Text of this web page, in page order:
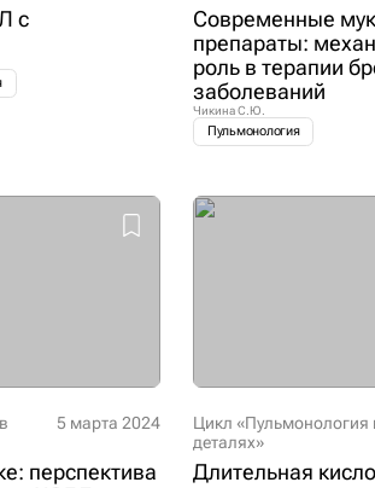
с
Современные
препараты:
роль в терапии
заболеваний
Чикина С.Ю.
Пульмонология
5 марта 2024
перспектива
Цикл «Пульмонология
деталях»
Длительная